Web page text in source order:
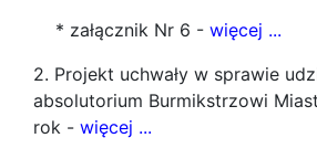
* załącznik Nr 6 - więcej ...
2. Projekt uchwały w sprawie
absolutorium Burmikstrzowi
rok - więcej ...